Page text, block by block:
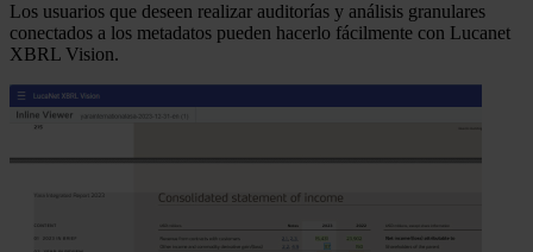
Los usuarios que deseen realizar auditorías y análisis granulares
conectados a los metadatos pueden hacerlo fácilmente con Lucanet
XBRL Vision.